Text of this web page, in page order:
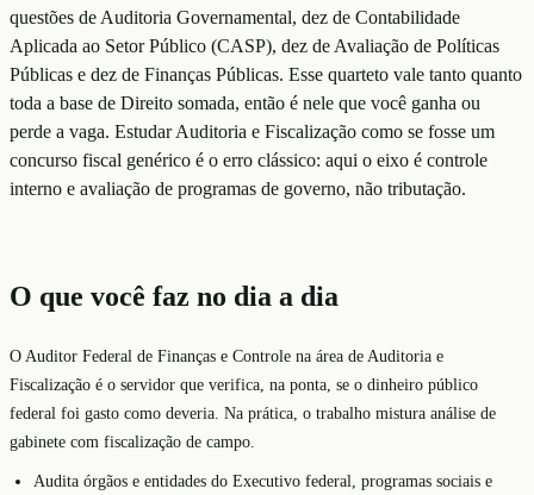
questões de Auditoria Governamental, dez de Contabilidade
Aplicada ao Setor Público (CASP), dez de Avaliação de Políticas
Públicas e dez de Finanças Públicas. Esse quarteto vale tanto quanto
toda a base de Direito somada, então é nele que você ganha ou
perde a vaga. Estudar Auditoria e Fiscalização como se fosse um
concurso fiscal genérico é o erro clássico: aqui o eixo é controle
interno e avaliação de programas de governo, não tributação.
O que você faz no dia a dia
O Auditor Federal de Finanças e Controle na área de Auditoria e
Fiscalização é o servidor que verifica, na ponta, se o dinheiro público
federal foi gasto como deveria. Na prática, o trabalho mistura análise de
gabinete com fiscalização de campo.
Audita órgãos e entidades do Executivo federal, programas sociais e